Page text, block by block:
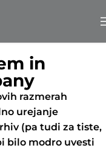
in
razmerah
urejanje
(pa tudi za tiste,
bilo modro uvesti